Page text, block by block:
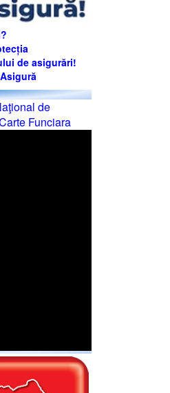
de asigurări!
de
Funciara